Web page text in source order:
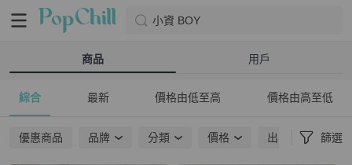
小資 BOY
商品 用戶
綜合 最新 價格由低至高 價格由高至低
優惠商品 品牌 分類 價格 出貨地點 篩選